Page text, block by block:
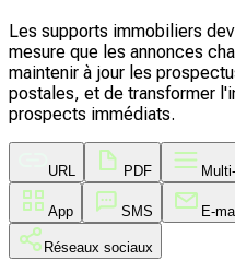
Les supports immobiliers
mesure que les annonces
maintenir à jour les
postales, et de transformer
prospects immédiats.
URL PDF
App SMS E-
Réseaux sociaux